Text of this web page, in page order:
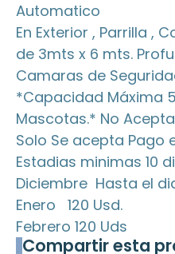
Automatico
En Exterior , Parrilla ,
de 3mts x 6 mts.
Camaras de
*Capacidad Máxima
Mascotas.* No
Solo Se acepta Pago
Estadias minimas 10
Diciembre Hasta el
Enero 120 Usd.
Febrero 120 Uds
Compartir esta